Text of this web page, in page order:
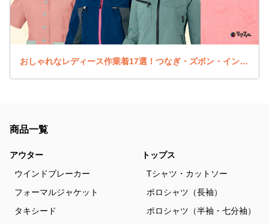
おしゃれなレディース作業着17選！つなぎ・ズボン・インナーも紹介
商品一覧
アウター
ウインドブレーカー
フォーマルジャケット
タキシード
トップス
Tシャツ・カットソー
ポロシャツ（長袖）
ポロシャツ（半袖・七分袖）